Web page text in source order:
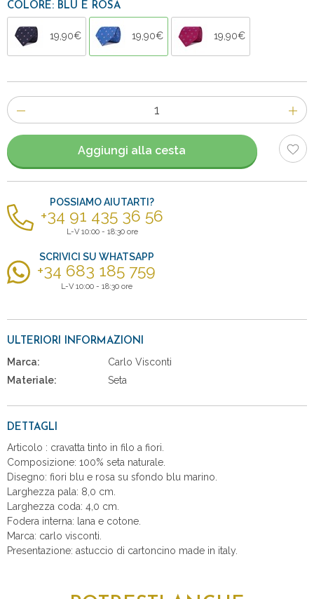
COLORE: BLU E ROSA
19,90€ 19,90€ 19,90€
Numero
di
articoli
Aggiungi alla cesta
POSSIAMO AIUTARTI?
+34 91 435 36 56
L-V 10:00 - 18:30 ore
SCRIVICI SU WHATSAPP
+34 683 185 759
L-V 10:00 - 18:30 ore
ULTERIORI INFORMAZIONI
Marca:
Carlo Visconti
Materiale:
Seta
DETTAGLI
Articolo : cravatta tinto in filo a fiori.
Composizione: 100% seta naturale.
Disegno: fiori blu e rosa su sfondo blu marino.
Larghezza pala: 8,0 cm.
Larghezza coda: 4,0 cm.
Fodera interna: lana e cotone.
Marca: carlo visconti.
Presentazione: astuccio di cartoncino made in italy.